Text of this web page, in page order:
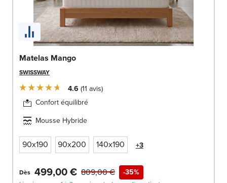
Matelas Mango
SWISSWAY
4.6 11 avis
Confort équilibré
Mousse Hybride
90x190 90x200 140x190 +3
Dès 499,00 € -35%
809,00 €